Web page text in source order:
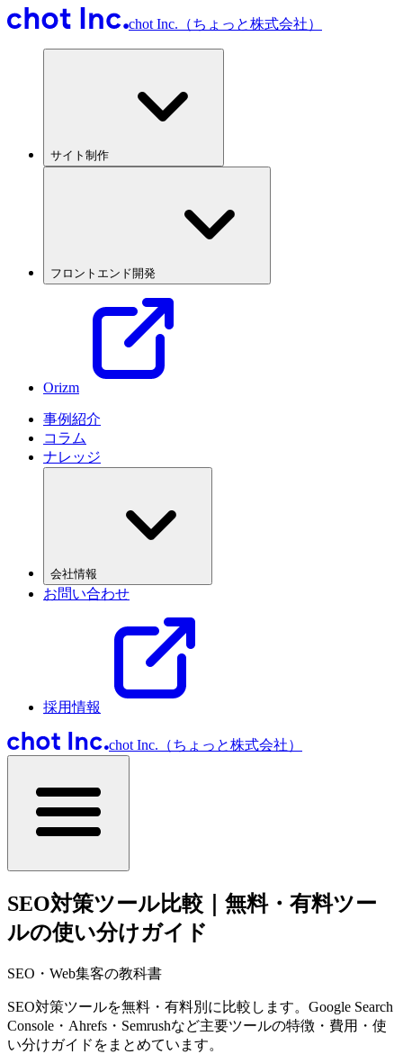
chot Inc.（ちょっと株式会社）
サイト制作
フロントエンド開発
Orizm
事例紹介
コラム
ナレッジ
会社情報
お問い合わせ
採用情報
chot Inc.（ちょっと株式会社）
SEO対策ツール比較｜無料・有料ツー
ルの使い分けガイド
SEO・Web集客の教科書
SEO対策ツールを無料・有料別に比較します。Google Search
Console・Ahrefs・Semrushなど主要ツールの特徴・費用・使
い分けガイドをまとめています。